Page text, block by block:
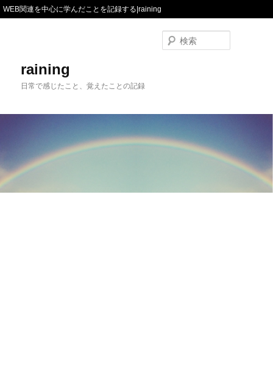
WEB関連を中心に学んだことを記録する|raining
raining
日常で感じたこと、覚えたことの記録